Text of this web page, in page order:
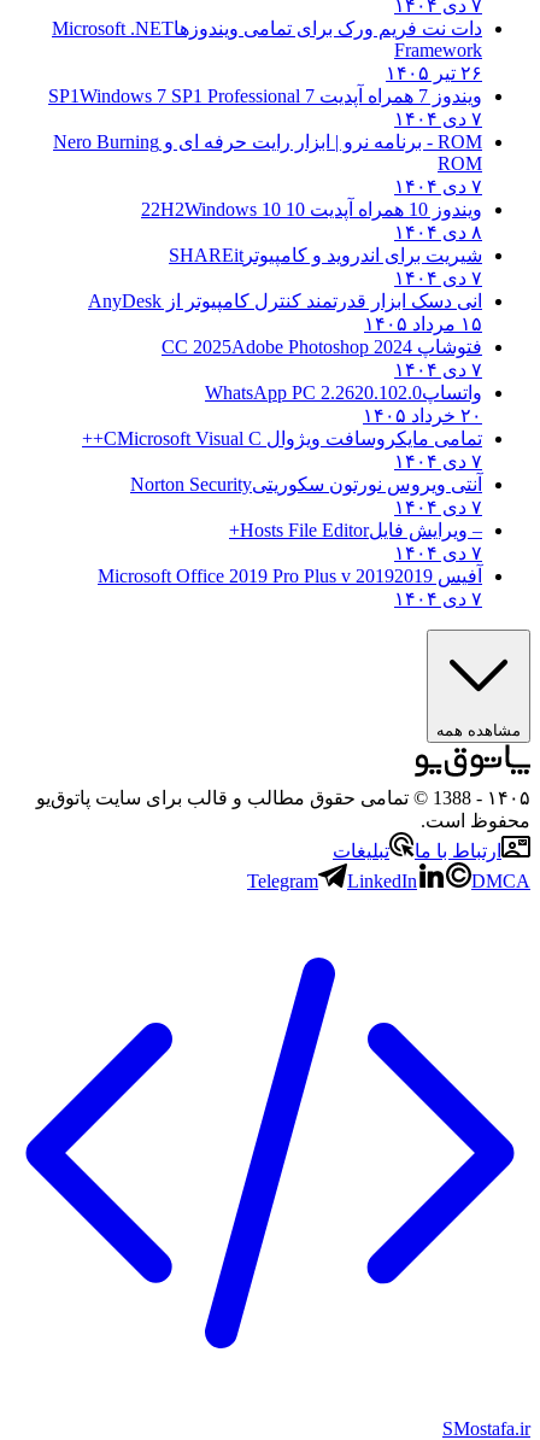
۷ دی ۱۴۰۴
دات نت فریم ورک برای تمامی ویندوزهاMicrosoft .NET
Framework
۲۶ تیر ۱۴۰۵
ویندوز 7 همراه آپدیت 7 SP1
Windows 7 SP1 Professional
۷ دی ۱۴۰۴
ROM - برنامه نرو | ابزار رایت حرفه ای و
Nero Burning
ROM
۷ دی ۱۴۰۴
ویندوز 10 همراه آپدیت 10 22H2
Windows 10
۸ دی ۱۴۰۴
شیریت برای اندروید و کامپیوتر SHAREit
۷ دی ۱۴۰۴
انی دسک ابزار قدرتمند کنترل کامپیوتر از AnyDesk
۱۵ مرداد ۱۴۰۵
فتوشاپ CC 2025 Adobe Photoshop 2024
۷ دی ۱۴۰۴
واتساپWhatsApp PC 2.2620.102.0
۲۰ خرداد ۱۴۰۵
تمامی مایکروسافت ویژوال C Microsoft Visual C++
۷ دی ۱۴۰۴
آنتی ویروس نورتون سکوریتیNorton Security
۷ دی ۱۴۰۴
– ویرایش فایلHosts File Editor+
۷ دی ۱۴۰۴
آفیس 2019 2019 Microsoft Office 2019 Pro Plus v
۷ دی ۱۴۰۴
مشاهده همه
۱۴۰۵
- 1388 © تمامی حقوق مطالب و قالب برای سایت پاتوق‌یو
محفوظ است.
ارتباط با ما
تبلیغات
Telegram
LinkedIn DMCA
SMostafa.ir